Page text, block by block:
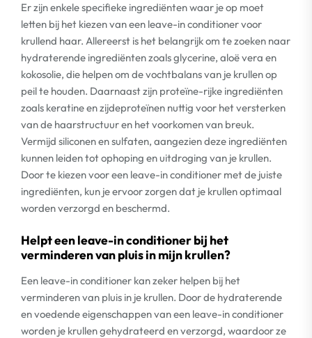
Er zijn enkele specifieke ingrediënten waar je op moet
letten bij het kiezen van een leave-in conditioner voor
krullend haar. Allereerst is het belangrijk om te zoeken naar
hydraterende ingrediënten zoals glycerine, aloë vera en
kokosolie, die helpen om de vochtbalans van je krullen op
peil te houden. Daarnaast zijn proteïne-rijke ingrediënten
zoals keratine en zijdeproteïnen nuttig voor het versterken
van de haarstructuur en het voorkomen van breuk.
Vermijd siliconen en sulfaten, aangezien deze ingrediënten
kunnen leiden tot ophoping en uitdroging van je krullen.
Door te kiezen voor een leave-in conditioner met de juiste
ingrediënten, kun je ervoor zorgen dat je krullen optimaal
worden verzorgd en beschermd.
Helpt een leave-in conditioner bij het
verminderen van pluis in mijn krullen?
Een leave-in conditioner kan zeker helpen bij het
verminderen van pluis in je krullen. Door de hydraterende
en voedende eigenschappen van een leave-in conditioner
worden je krullen gehydrateerd en verzorgd, waardoor ze